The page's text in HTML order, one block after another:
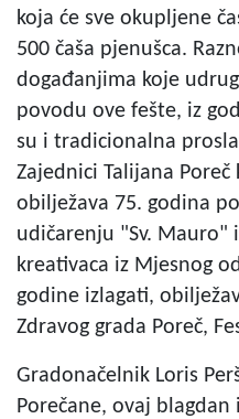
koja će sve okupljene
500 čaša pjenušca.
događanjima koje
povodu ove fešte, iz
su i tradicionalna
Zajednici Talijana
obilježava 75. godina
udičarenju "Sv. Mauro"
kreativaca iz Mjesnog
godine izlagati,
Zdravog grada Poreč,
Gradonačelnik Loris
Porečane, ovaj